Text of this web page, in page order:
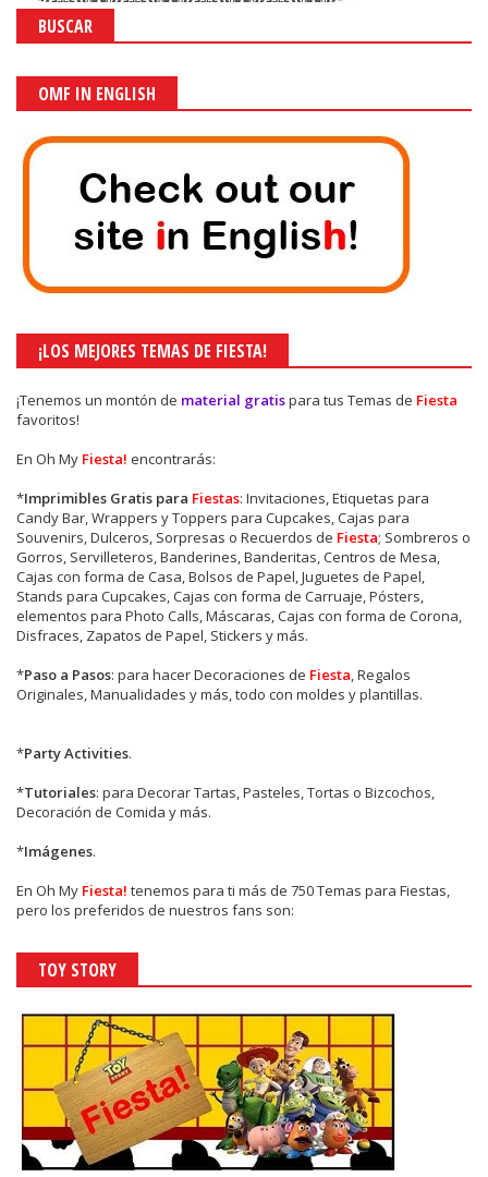
BUSCAR
OMF IN ENGLISH
¡LOS MEJORES TEMAS DE FIESTA!
¡Tenemos un montón de material gratispara tus Temas de Fiesta
favoritos!
En Oh My Fiesta! encontrarás:
*Imprimibles Gratis para Fiestas: Invitaciones, Etiquetas para
Candy Bar, Wrappers y Toppers para Cupcakes, Cajas para
Souvenirs, Dulceros, Sorpresas o Recuerdos de Fiesta; Sombreros o
Gorros, Servilleteros, Banderines, Banderitas, Centros de Mesa,
Cajas con forma de Casa, Bolsos de Papel, Juguetes de Papel,
Stands para Cupcakes, Cajas con forma de Carruaje, Pósters,
elementos para Photo Calls, Máscaras, Cajas con forma de Corona,
Disfraces, Zapatos de Papel, Stickers y más.
*Paso a Pasos: para hacer Decoraciones de Fiesta, Regalos
Originales, Manualidades y más, todo con moldes y plantillas.
*Party Activities.
*Tutoriales: para Decorar Tartas, Pasteles, Tortas o Bizcochos,
Decoración de Comida y más.
*Imágenes.
En Oh My Fiesta! tenemos para ti más de 750 Temas para Fiestas,
pero los preferidos de nuestros fans son:
TOY STORY